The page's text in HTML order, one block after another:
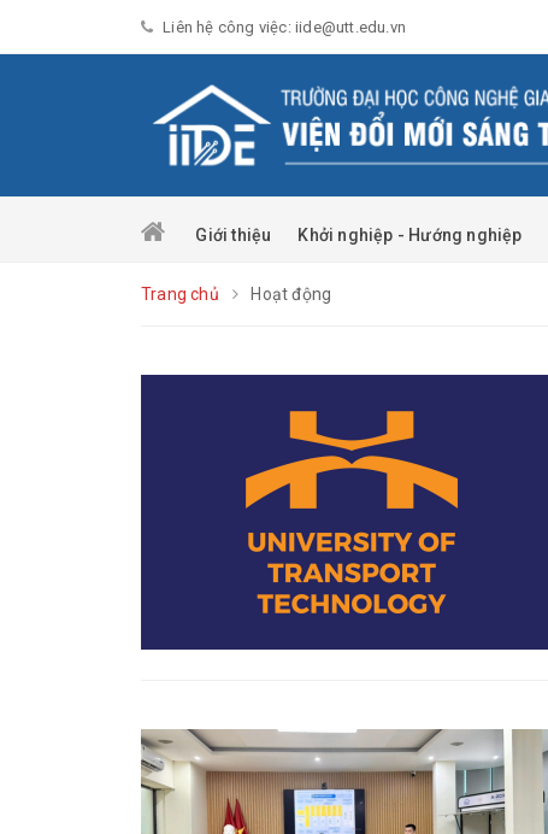
Liên hệ công việc: iide@utt.edu.vn
Giới thiệu Khởi nghiệp - Hướng nghiệp
Trang chủ Hoạt động